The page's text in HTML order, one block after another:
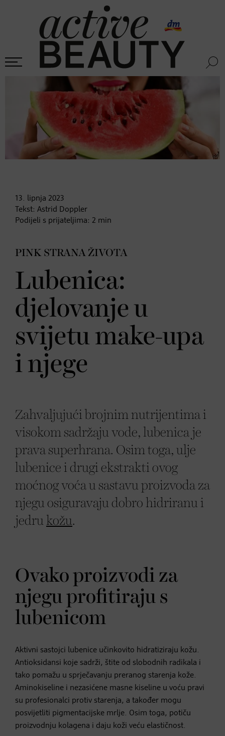
13. lipnja 2023
Tekst: Astrid Doppler
Podijeli s prijateljima: 2 min
PINK STRANA ŽIVOTA
Lubenica:
djelovanje u
svijetu make-upa
i njege
Zahvaljujući brojnim nutrijentima i
visokom sadržaju vode, lubenica je
prava superhrana. Osim toga, ulje
lubenice i drugi ekstrakti ovog
moćnog voća u sastavu proizvoda za
njegu osiguravaju dobro hidriranu i
jedru kožu .
Ovako proizvodi za
njegu profitiraju s
lubenicom
Aktivni sastojci lubenice učinkovito hidratiziraju kožu.
Antioksidansi koje sadrži, štite od slobodnih radikala i
tako pomažu u sprječavanju preranog starenja kože.
Aminokiseline i nezasićene masne kiseline u voću pravi
su profesionalci protiv starenja, a također mogu
posvijetliti pigmentacijske mrlje. Osim toga, potiču
proizvodnju kolagena i daju koži veću elastičnost.